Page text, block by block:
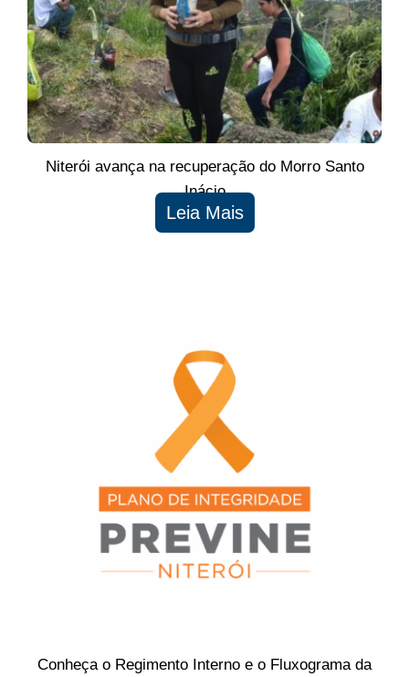
Niterói avança na recuperação do Morro Santo
Inácio
Leia Mais
Conheça o Regimento Interno e o Fluxograma da